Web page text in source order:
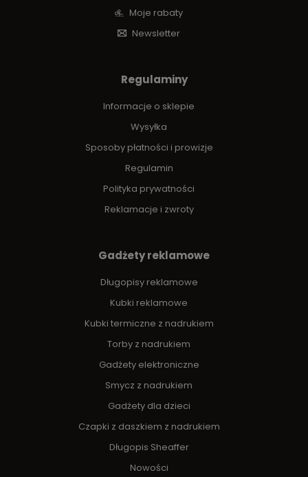
Moje rabaty
Newsletter
Regulaminy
Informacje o sklepie
Wysyłka
Sposoby płatności i prowizje
Regulamin
Polityka prywatności
Reklamacje i zwroty
Gadżety reklamowe
Długopisy reklamowe
Kubki reklamowe
Kubki termiczne z nadrukiem
Torby z nadrukiem
Gadżety elektroniczne
Smycz z nadrukiem
Gadżety dla dzieci
Czapki z daszkiem z nadrukiem
Długopis Sheaffer
Nowości